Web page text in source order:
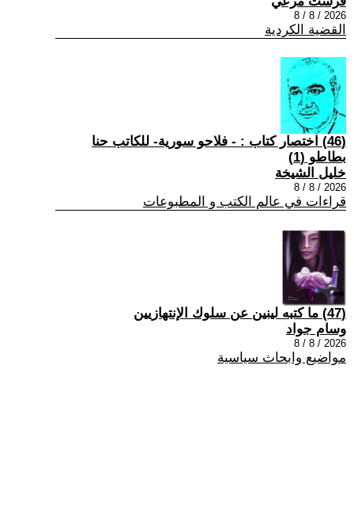
2026 / 8 / 8
القضية الكردية
(46) اختصار كتاب : - فلاحو سورية- للكاتب حنا
بطاطو (1)
خليل الشيخة
2026 / 8 / 8
قراءات في عالم الكتب و المطبوعات
(47) ما كتبه لينين عن سلوك الإنتهازيين
وسام جواد
2026 / 8 / 8
مواضيع وابحاث سياسية